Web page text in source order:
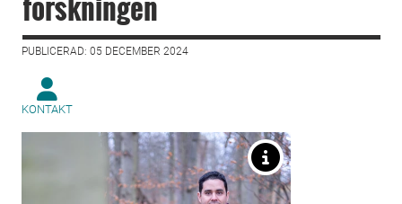
PUBLICERAD: 05 DECEMBER 2024
KONTAKT